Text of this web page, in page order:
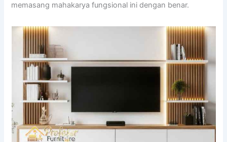
memasang mahakarya fungsional ini dengan benar.